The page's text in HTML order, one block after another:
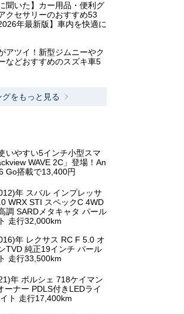
聞いた】カー用品・便利グ
クセサリーのおすすめ53
年最新版】車内を快適に
アツイ！新型ジムニーやク
などおすすめのスズキ車5
グをもっと見る
いやすい5インチ小型スマ
WAVE 2C」登場！An
Go搭載で13,400円
年 スバル インプレッサ
WRX STI スペックC 4WD
調 SARDメタキャタ パール
走行32,000km
年 レクサス RC F 5.0 オ
TVD 純正19インチ パール
走行33,500km
年 ポルシェ 718ケイマン
ーナー PDLS付きLEDライ
イト 走行17,400km